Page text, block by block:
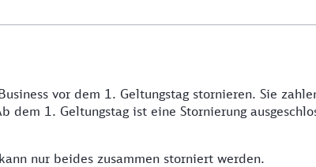
vor dem 1. Geltungstag stornieren. Sie
dem 1. Geltungstag ist eine Stornierung
nur beides zusammen storniert werden.